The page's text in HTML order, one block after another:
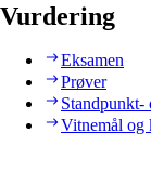
Vurdering
Eksamen
Prøver
Standpunkt-
Vitnemål og